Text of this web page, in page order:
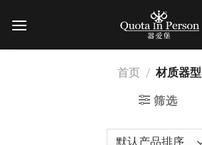
首页 / 材质器型
筛选